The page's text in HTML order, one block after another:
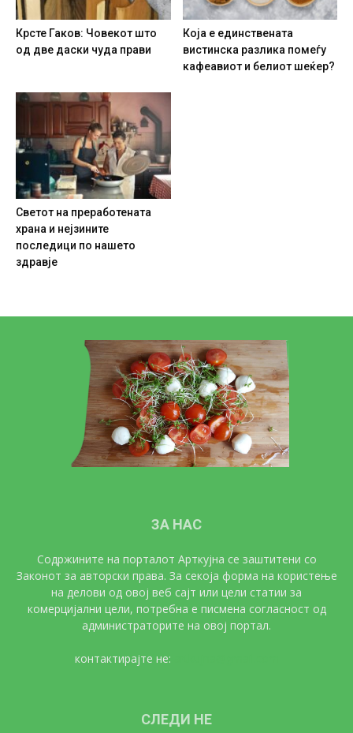
Крсте Гаков: Човекот што
од две даски чуда прави
Која е единствената
вистинска разлика помеѓу
кафеавиот и белиот шеќер?
Светот на преработената
храна и нејзините
последици по нашето
здравје
ЗА НАС
Содржините на порталот Арткујна се заштитени со
Законот за авторски права. За секоја форма на користење
на делови од овој веб сајт или цели статии за
комерцијални цели, потребна е писмена согласност од
администраторите на овој портал.
контактирајте не:
СЛЕДИ НЕ